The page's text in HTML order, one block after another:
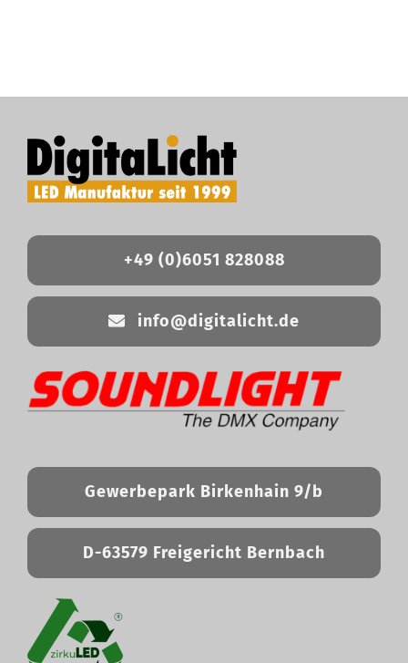
+49 (0)6051 828088
info@digitalicht.de
Gewerbepark Birkenhain 9/b
D-63579 Freigericht Bernbach